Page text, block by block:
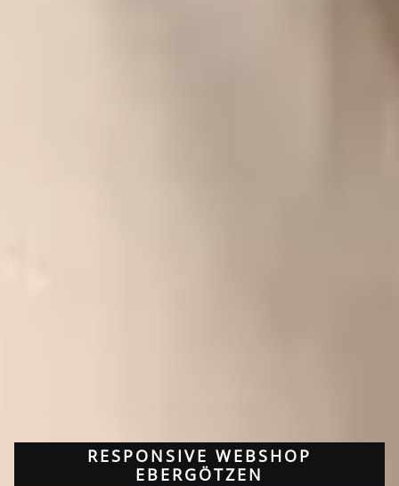
RESPONSIVE WEBSHOP
EBERGÖTZEN